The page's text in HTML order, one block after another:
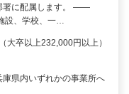
署に配属します。 ――
設、学校、一…
大卒以上232,000円以上）
県内いずれかの事業所へ